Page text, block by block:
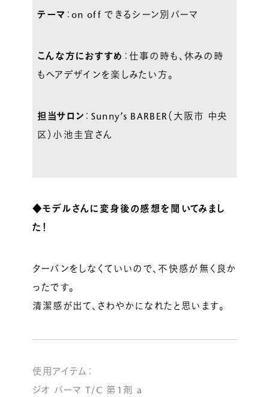
テーマ ：on off できるシーン別パーマ
こんな方におすすめ ：仕事の時も、休みの時
もヘアデザインを楽しみたい方。
担当サロン ：Sunny’s BARBER（大阪市 中央
区）小池圭宜さん
◆モデルさんに変身後の感想を聞いてみまし
た！
ターバンをしなくていいので、不快感が無く良か
ったです。
清潔感が出て、さわやかになれたと思います。
使用アイテム：
ジオ パーマ T/C 第1剤 a